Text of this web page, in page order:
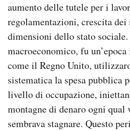
aumento delle tutele per i
regolamentazioni, crescita
dimensioni dello stato
macroeconomico, fu
come il Regno Unito,
sistematica la spesa pubblica
livello di occupazione,
montagne di denaro ogni qual
sembrava stagnare. Questo